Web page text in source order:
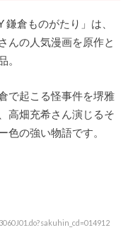
倉ものがたり」は、
んの人気漫画を原作と
。
で起こる怪事件を堺雅
高畑充希さん演じるそ
色の強い物語です。